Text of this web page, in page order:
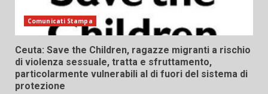
Comunicati Stampa
Ceuta: Save the Children, ragazze migranti a rischio
di violenza sessuale, tratta e sfruttamento,
particolarmente vulnerabili al di fuori del sistema di
protezione